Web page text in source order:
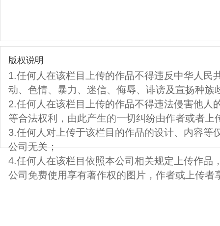
版权说明
1.任何人在该栏目上传的作品不得违反中华人民
动、色情、暴力、迷信、侮辱、诽谤及宣扬种族
2.任何人在该栏目上传的作品不得违法侵害他人
等合法权利，由此产生的一切纠纷由作者或者上
3.任何人对上传于该栏目的作品的设计、内容等
公司无关；
4.任何人在该栏目依照本公司相关规定上传作品
公司免费使用享有著作权的图片，作者或上传者